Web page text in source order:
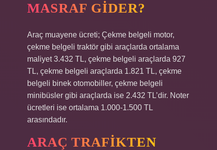
MASRAF GIDER?
Araç muayene ücreti; Çekme belgeli motor,
çekme belgeli traktör gibi araçlarda ortalama
maliyet 3.432 TL, çekme belgeli araçlarda 927
TL, çekme belgeli araçlarda 1.821 TL, çekme
belgeli binek otomobiller, çekme belgeli
minibüsler gibi araçlarda ise 2.432 TL’dir. Noter
ücretleri ise ortalama 1.000-1.500 TL
arasındadır.
ARAÇ TRAFIKTEN